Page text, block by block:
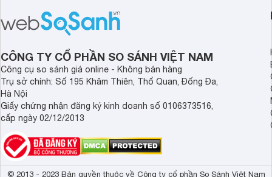
chất lượng âm thanh và hiệu quả khử
ồn của chiếc tai nghe Xiaomi này có
đủ sức thuyết phục người dùng?
khử tiếng ồn ấn
tiến. Tuy nhiên,
CÔNG TY CỔ PHẦN SO SÁNH VIỆT NAM
Công cụ so sánh giá online - Không bán hàng
Trụ sở chính: Số 195 Khâm Thiên, Thổ Quan, Đống Đa,
Hà Nội
Giấy chứng nhận đăng ký kinh doanh số 0106373516,
cấp ngày 02/12/2013
© 2013 - 2023 Bản quyền thuộc về Công ty cổ phần So Sánh Việt Nam